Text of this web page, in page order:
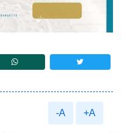
A+
A-